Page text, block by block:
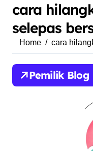
cara
selepas
Home cara
Pemilik Blog